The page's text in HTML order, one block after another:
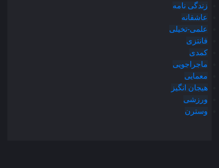
زندگی نامه
عاشقانه
علمی-تخیلی
فانتزی
کمدی
ماجراجویی
معمایی
هیجان انگیز
ورزشی
وسترن